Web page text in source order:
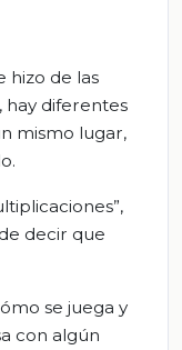
hizo de las
hay diferentes
mismo lugar,
”,
decir que
se juega y
con algún